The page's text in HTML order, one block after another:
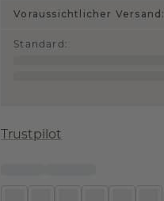
Voraussichtlicher Versand:
Standard :
Trustpilot